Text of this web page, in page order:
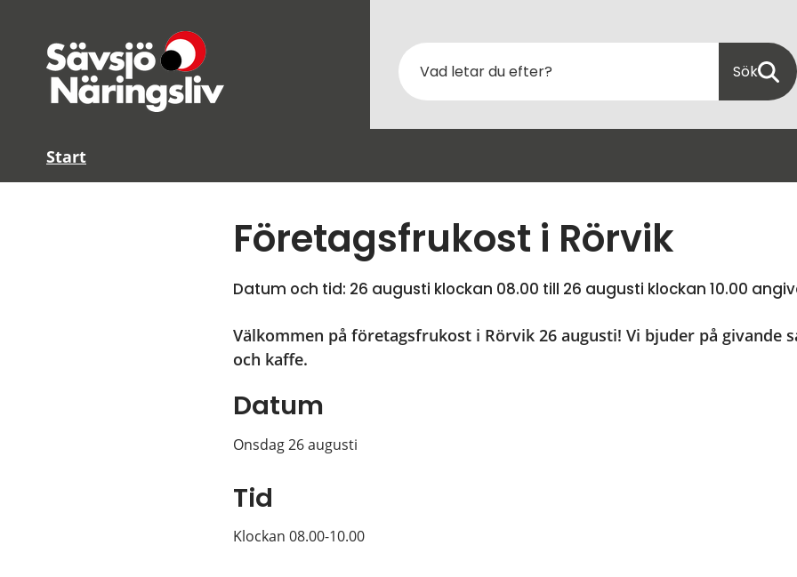
Sök
Start
Företagsfrukost i Rörvik
Datum och tid: 26 augusti klockan 08.00 till 26 augusti klockan 10.00
Välkommen på företagsfrukost i Rörvik 26 augusti! Vi bjuder på givande
och kaffe.
Datum
Onsdag 26 augusti
Tid
Klockan 08.00-10.00